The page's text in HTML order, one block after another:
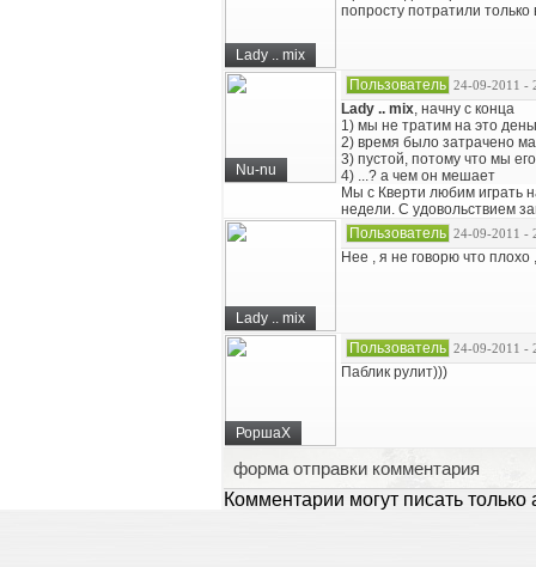
Lady .. mix
попросту потратили
Nu-nu
Пользователь 24-09-2011 -
Lady .. mix, начну с конца
1) мы не тратим на это
2) время было затрачено
3) пустой, потому что мы
4) ...? а чем он мешает
Мы с Кверти любим играть
недели. С удовольствием
Lady .. mix
Пользователь 24-09-2011 -
Нее , я не говорю что
РоршаХ
Пользователь 24-09-2011 -
Паблик рулит)))
форма отправки комментария
Комментарии могут писать